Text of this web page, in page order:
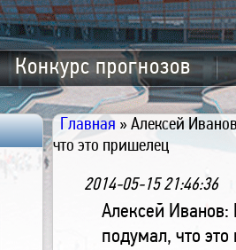
Конкурс прогнозов
Главная » Алексей
что это пришелец
2014-05-15 21:46:36
Алексей Иванов:
подумал, что